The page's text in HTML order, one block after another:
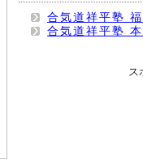
合気道祥平塾
合気道祥平塾
ス